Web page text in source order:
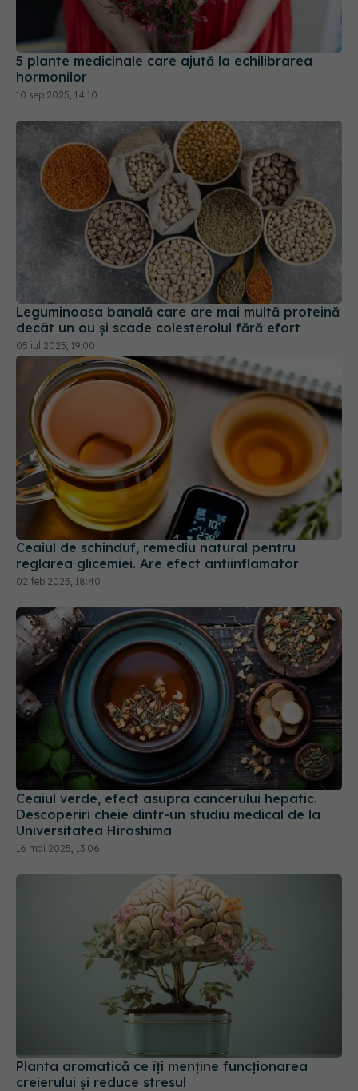
5 plante medicinale care ajută la echilibrarea
hormonilor
10 sep 2025, 14:10
Leguminoasa banală care are mai multă proteină
decât un ou și scade colesterolul fără efort
05 iul 2025, 19:00
Ceaiul de schinduf, remediu natural pentru
reglarea glicemiei. Are efect antiinflamator
02 feb 2025, 18:40
Ceaiul verde, efect asupra cancerului hepatic.
Descoperiri cheie dintr-un studiu medical de la
Universitatea Hiroshima
16 mai 2025, 13:06
Planta aromatică ce îți menține funcționarea
creierului și reduce stresul